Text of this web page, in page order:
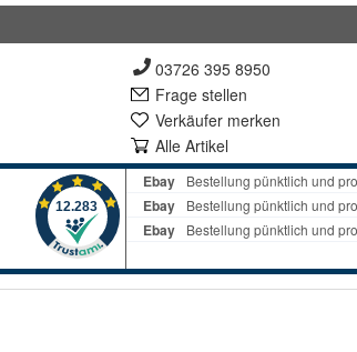
03726 395 8950
Frage stellen
Verkäufer merken
Alle Artikel